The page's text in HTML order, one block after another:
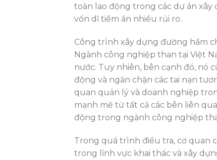
toàn lao động trong các dự án
vốn dĩ tiềm ẩn nhiều rủi ro.
Công trình xây dựng đường hầm
Ngành công nghiệp than tại Việt
nước. Tuy nhiên, bên cạnh đó, nó
động và ngăn chặn các tai nạn
quan quản lý và doanh nghiệp
mạnh mẽ từ tất cả các bên liên
động trong ngành công nghiệp
Trong quá trình điều tra, cơ quan
trong lĩnh vực khai thác và xây